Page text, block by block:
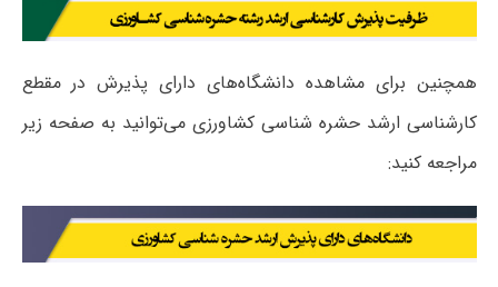
همچنین برای مشاهده دانشگاه‌های دارای پذیرش در مقطع
کارشناسی ارشد حشره شناسی کشاورزی می‌توانید به صفحه زیر
مراجعه کنید: